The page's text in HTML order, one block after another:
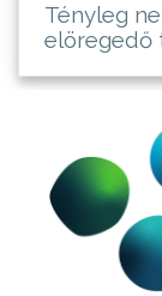
Tényleg
elöregedő